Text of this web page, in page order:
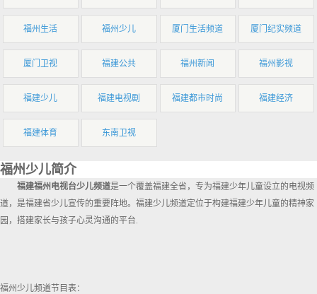
福州生活 福州少儿 厦门生活频道 厦门纪实频道
厦门卫视 福建公共 福州新闻 福州影视
福建少儿 福建电视剧 福建都市时尚 福建经济
福建体育 东南卫视
福州少儿简介
福建福州电视台少儿频道是一个覆盖福建全省，专为福建少年儿童设立的电视频
道，是福建省少儿宣传的重要阵地。福建少儿频道定位于构建福建少年儿童的精神家
园，搭建家长与孩子心灵沟通的平台.
福州少儿频道节目表：